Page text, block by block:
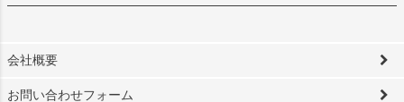
会社概要
お問い合わせフォーム